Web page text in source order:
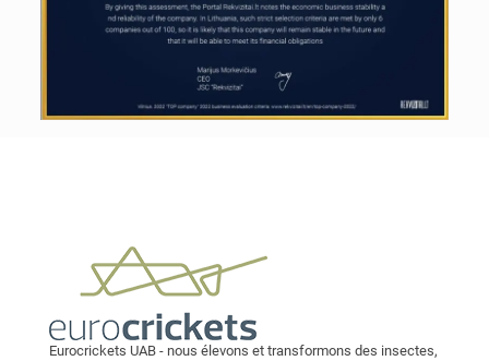
Eurocrickets UAB - nous élevons et transformons des insectes,